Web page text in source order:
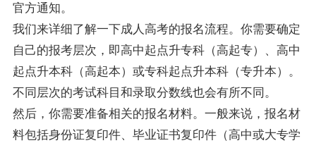
官方通知。
我们来详细了解一下成人高考的报名流程。你需要确定
自己的报考层次，即高中起点升专科（高起专）、高中
起点升本科（高起本）或专科起点升本科（专升本）。
不同层次的考试科目和录取分数线也会有所不同。
然后，你需要准备相关的报名材料。一般来说，报名材
料包括身份证复印件、毕业证书复印件（高中或大专学